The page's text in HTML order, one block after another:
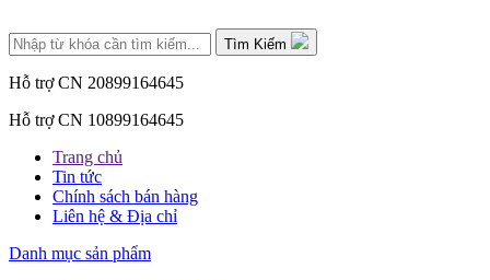
Tìm Kiếm
Hỗ trợ CN 20899164645
Hỗ trợ CN 10899164645
Trang chủ
Tin tức
Chính sách bán hàng
Liên hệ & Địa chỉ
Danh mục sản phẩm